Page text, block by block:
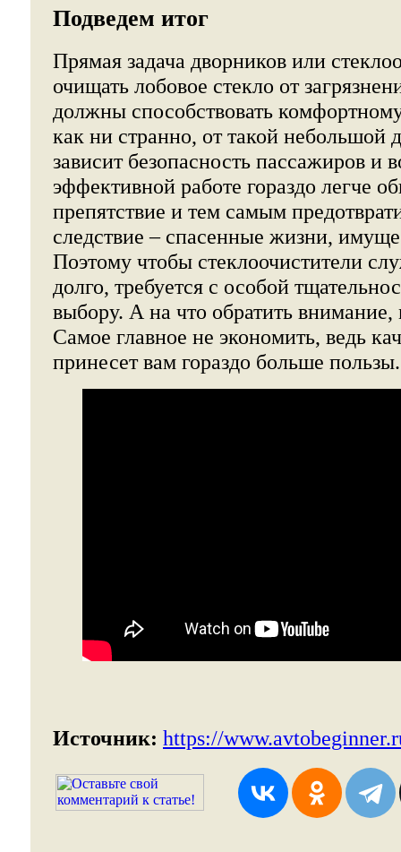
Подведем итог
Прямая задача дворников или
очищать лобовое стекло от
должны способствовать
как ни странно, от такой небольшой
зависит безопасность пассажиров и
эффективной работе гораздо легче
препятствие и тем самым
следствие – спасенные жизни,
Поэтому чтобы стеклоочистители
долго, требуется с особой
выбору. А на что обратить
Самое главное не экономить, ведь
принесет вам гораздо больше пользы.
Источник: https://